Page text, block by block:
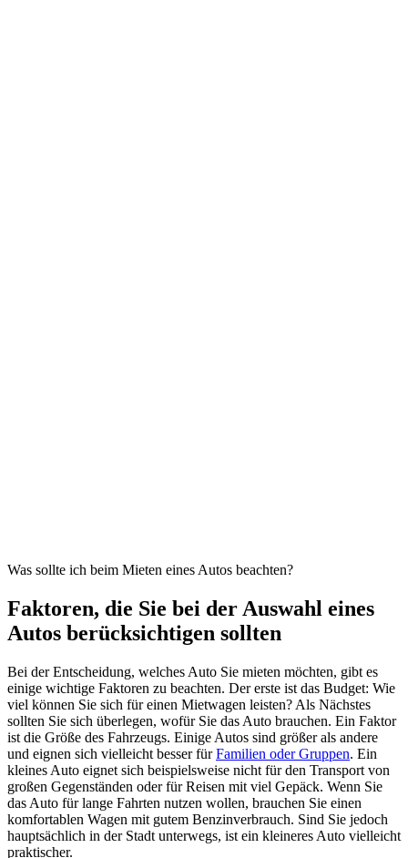
Was sollte ich beim Mieten eines Autos beachten?
Faktoren, die Sie bei der Auswahl eines
Autos berücksichtigen sollten
Bei der Entscheidung, welches Auto Sie mieten möchten, gibt es
einige wichtige Faktoren zu beachten. Der erste ist das Budget: Wie
viel können Sie sich für einen Mietwagen leisten? Als Nächstes
sollten Sie sich überlegen, wofür Sie das Auto brauchen. Ein Faktor
ist die Größe des Fahrzeugs. Einige Autos sind größer als andere
und eignen sich vielleicht besser fürFamilien oder Gruppen. Ein
kleines Auto eignet sich beispielsweise nicht für den Transport von
großen Gegenständen oder für Reisen mit viel Gepäck. Wenn Sie
das Auto für lange Fahrten nutzen wollen, brauchen Sie einen
komfortablen Wagen mit gutem Benzinverbrauch. Sind Sie jedoch
hauptsächlich in der Stadt unterwegs, ist ein kleineres Auto vielleicht
praktischer.